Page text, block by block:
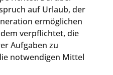
auf Urlaub, der
ermöglichen
verpflichtet, die
Aufgaben zu
notwendigen Mittel